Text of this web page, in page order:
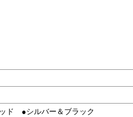
ド ●シルバー＆ブラック